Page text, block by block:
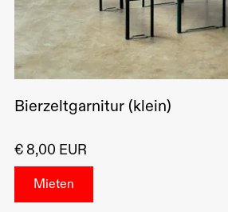
Bierzeltgarnitur (klein)
€ 8,00 EUR